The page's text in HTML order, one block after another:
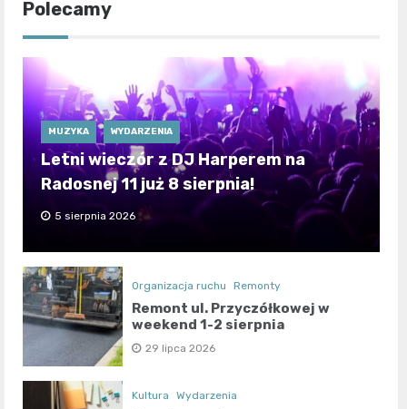
Polecamy
MUZYKA WYDARZENIA
Letni wieczór z DJ Harperem na
Radosnej 11 już 8 sierpnia!
5 sierpnia 2026
Organizacja ruchu Remonty
Remont ul. Przyczółkowej w
weekend 1-2 sierpnia
29 lipca 2026
Kultura Wydarzenia